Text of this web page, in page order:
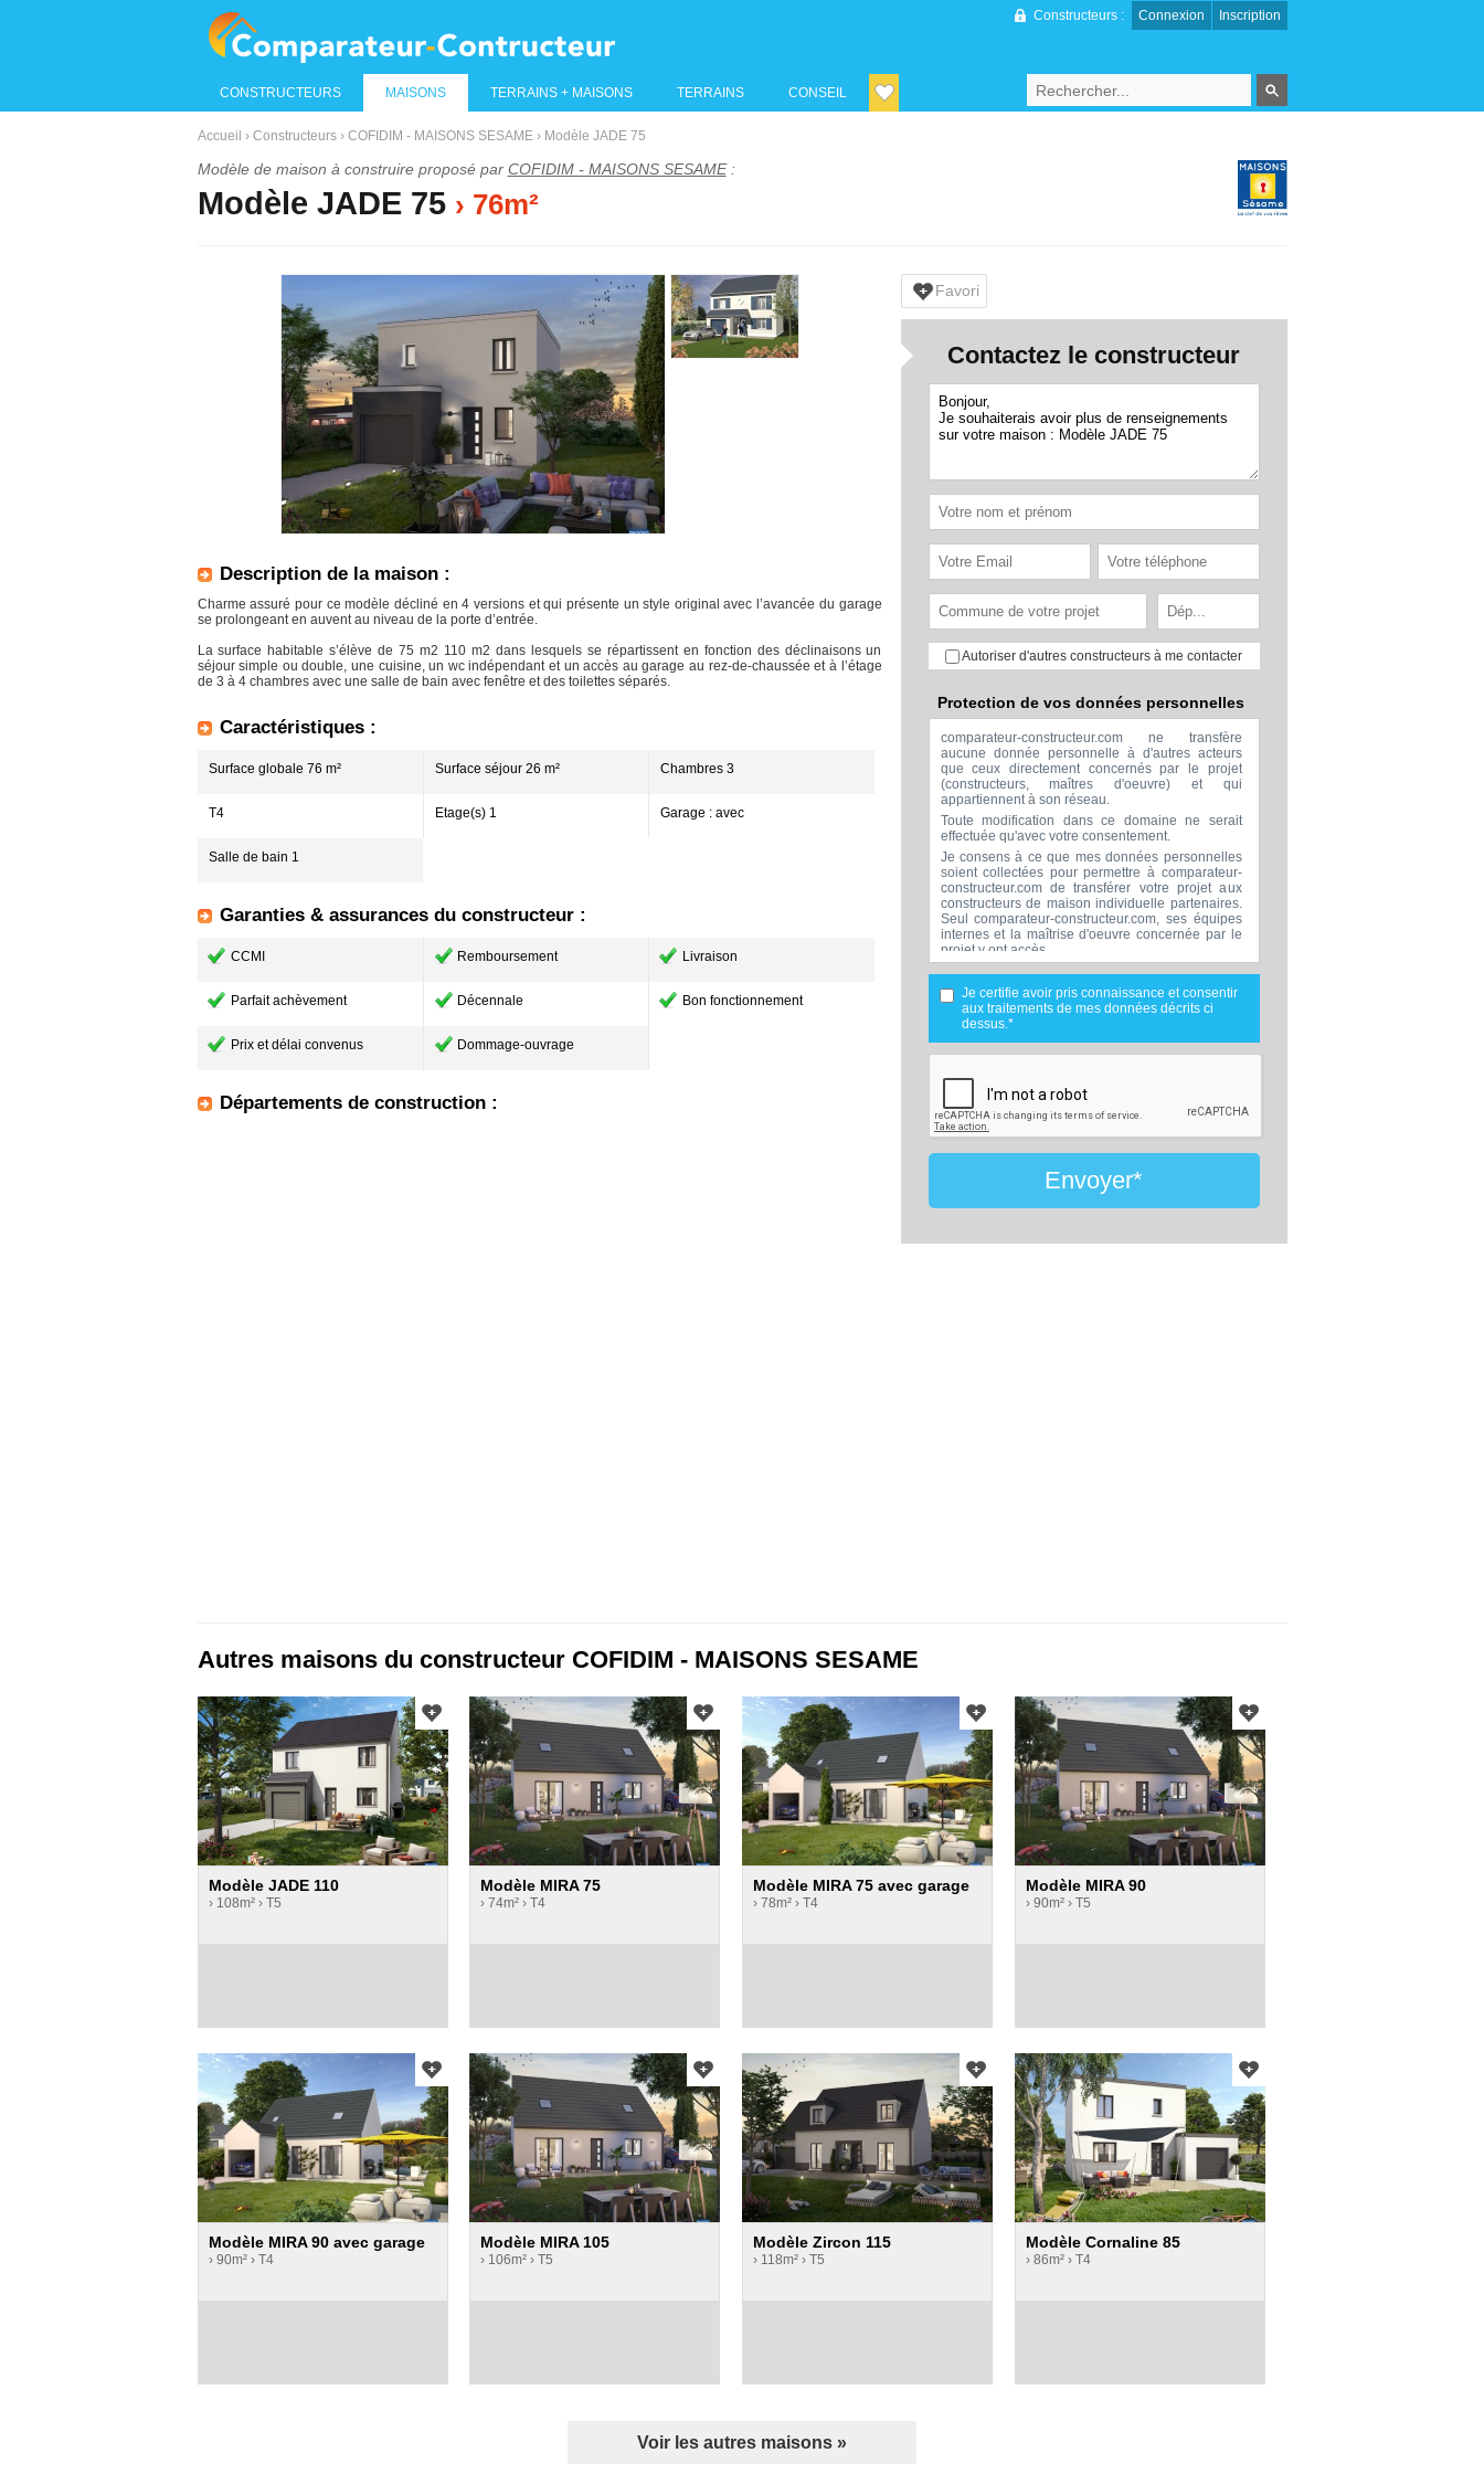
Constructeurs : Connexion Inscription
CONSTRUCTEURS MAISONS TERRAINS + MAISONS TERRAINS CONSEIL
Accueil › Constructeurs› COFIDIM - MAISONS SESAME› Modèle JADE 75
Modèle de maison à construire proposé par COFIDIM - MAISONS SESAME:
Modèle JADE 75 › 76m²
Description de la maison :
Charme assuré pour ce modèle décliné en 4 versions et qui présente un style original avec l’avancée du garage
se prolongeant en auvent au niveau de la porte d’entrée.
La surface habitable s’élève de 75 m2 110 m2 dans lesquels se répartissent en fonction des déclinaisons un
séjour simple ou double, une cuisine, un wc indépendant et un accès au garage au rez-de-chaussée et à l’étage
de 3 à 4 chambres avec une salle de bain avec fenêtre et des toilettes séparés.
Caractéristiques :
Surface globale 76 m² Surface séjour 26 m² Chambres 3
T4 Etage(s) 1 Garage : avec
Salle de bain 1
Garanties & assurances du constructeur :
CCMI Remboursement Livraison
Parfait achèvement Décennale Bon fonctionnement
Prix et délai convenus Dommage-ouvrage
Départements de construction :
Favori
Contactez le constructeur
Autoriser d'autres constructeurs à me contacter
Protection de vos données personnelles
comparateur-constructeur.com ne transfère
aucune donnée personnelle à d'autres acteurs
que ceux directement concernés par le projet
(constructeurs, maîtres d'oeuvre) et qui
appartiennent à son réseau.
Toute modification dans ce domaine ne serait
effectuée qu'avec votre consentement.
Je consens à ce que mes données personnelles
soient collectées pour permettre à comparateur-
constructeur.com de transférer votre projet aux
constructeurs de maison individuelle partenaires.
Seul comparateur-constructeur.com, ses équipes
internes et la maîtrise d'oeuvre concernée par le
projet y ont accès.
Aucune transmission de données à des tiers à
l'exclusion de ceux décrits ci dessus n'est
réalisée.
Mes données téléphoniques seront uniquement
maîtrise d'ouvrage concernée par votre projet
mon projet.
Les données sont conservées pendant une durée
de 18 mois courant à partir des derniers contacts
effectifs entre comparateur-constructeur.com et
vous ou comparateur-constructeur.com et un
ce projet et qui serait en relation avec
comparateur-constructeur sur ce projet.
Je certifie avoir pris connaissance et consentir
aux traitements de mes données décrits ci
dessus.*
Envoyer*
Autres maisons du constructeur COFIDIM - MAISONS SESAME
Modèle JADE 110
› 108m² › T5
Modèle MIRA 75
› 74m² › T4
Modèle MIRA 75 avec garage
› 78m² › T4
Modèle MIRA 90
› 90m² › T5
Modèle MIRA 90 avec garage
› 90m² › T4
Modèle MIRA 105
› 106m² › T5
Modèle Zircon 115
› 118m² › T5
Modèle Cornaline 85
› 86m² › T4
Voir les autres maisons »